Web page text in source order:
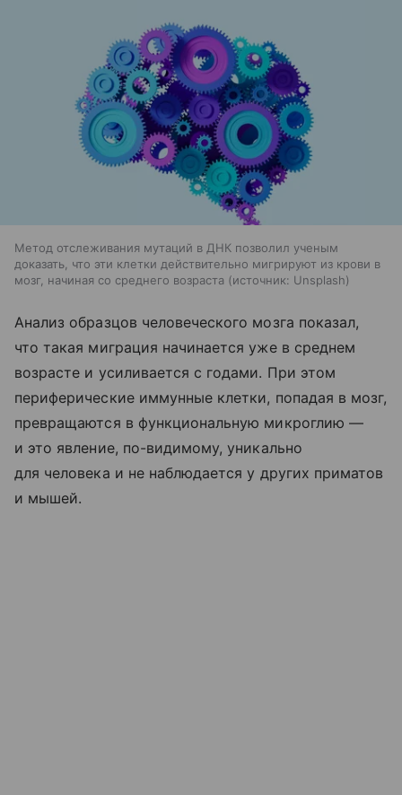
Метод отслеживания мутаций в ДНК позволил ученым
доказать, что эти клетки действительно мигрируют из крови в
мозг, начиная со среднего возраста
источник: Unsplash
Анализ образцов человеческого мозга показал,
что такая миграция начинается уже в среднем
возрасте и усиливается с годами. При этом
периферические иммунные клетки, попадая в мозг,
превращаются в функциональную микроглию —
и это явление, по-видимому, уникально
для человека и не наблюдается у других приматов
и мышей.